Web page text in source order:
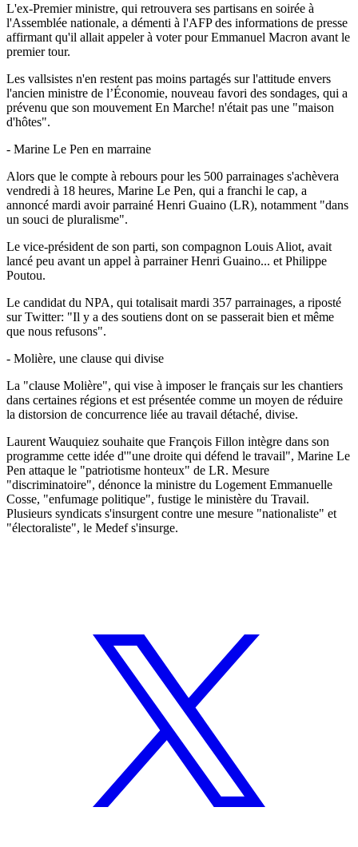
L'ex-Premier ministre, qui retrouvera ses partisans en soirée à
l'Assemblée nationale, a démenti à l'AFP des informations de presse
affirmant qu'il allait appeler à voter pour Emmanuel Macron avant le
premier tour.
Les vallsistes n'en restent pas moins partagés sur l'attitude envers
l'ancien ministre de l’Économie, nouveau favori des sondages, qui a
prévenu que son mouvement En Marche! n'était pas une "maison
d'hôtes".
- Marine Le Pen en marraine
Alors que le compte à rebours pour les 500 parrainages s'achèvera
vendredi à 18 heures, Marine Le Pen, qui a franchi le cap, a
annoncé mardi avoir parrainé Henri Guaino (LR), notamment "dans
un souci de pluralisme".
Le vice-président de son parti, son compagnon Louis Aliot, avait
lancé peu avant un appel à parrainer Henri Guaino... et Philippe
Poutou.
Le candidat du NPA, qui totalisait mardi 357 parrainages, a riposté
sur Twitter: "Il y a des soutiens dont on se passerait bien et même
que nous refusons".
- Molière, une clause qui divise
La "clause Molière", qui vise à imposer le français sur les chantiers
dans certaines régions et est présentée comme un moyen de réduire
la distorsion de concurrence liée au travail détaché, divise.
Laurent Wauquiez souhaite que François Fillon intègre dans son
programme cette idée d'"une droite qui défend le travail", Marine Le
Pen attaque le "patriotisme honteux" de LR. Mesure
"discriminatoire", dénonce la ministre du Logement Emmanuelle
Cosse, "enfumage politique", fustige le ministère du Travail.
Plusieurs syndicats s'insurgent contre une mesure "nationaliste" et
"électoraliste", le Medef s'insurge.